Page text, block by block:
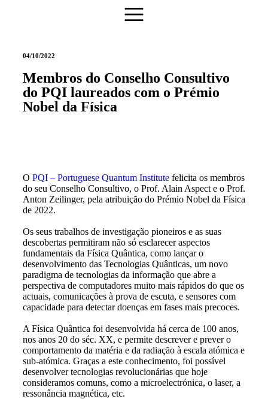
04/10/2022
Membros do Conselho Consultivo
do PQI laureados com o Prémio
Nobel da Física
O PQI – Portuguese Quantum Institute felicita os membros
do seu Conselho Consultivo, o Prof. Alain Aspect e o Prof.
Anton Zeilinger, pela atribuição do Prémio Nobel da Física
de 2022.
Os seus trabalhos de investigação pioneiros e as suas
descobertas permitiram não só esclarecer aspectos
fundamentais da Física Quântica, como lançar o
desenvolvimento das Tecnologias Quânticas, um novo
paradigma de tecnologias da informação que abre a
perspectiva de computadores muito mais rápidos do que os
actuais, comunicações à prova de escuta, e sensores com
capacidade para detectar doenças em fases mais precoces.
A Física Quântica foi desenvolvida há cerca de 100 anos,
nos anos 20 do séc. XX, e permite descrever e prever o
comportamento da matéria e da radiação à escala atómica e
sub-atómica. Graças a este conhecimento, foi possível
desenvolver tecnologias revolucionárias que hoje
consideramos comuns, como a microelectrónica, o laser, a
ressonância magnética, etc.